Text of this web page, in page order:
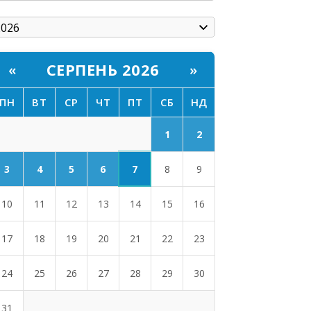
« СЕРПЕНЬ 2026 »
ПН ВТ СР ЧТ ПТ СБ НД
1 2
3 4 5 6 7 8 9
10 11 12 13 14 15 16
17 18 19 20 21 22 23
24 25 26 27 28 29 30
31